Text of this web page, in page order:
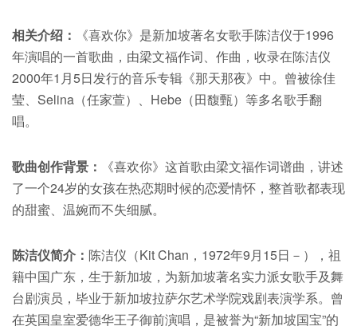
相关介绍：
《喜欢你》是新加坡著名女歌手陈洁仪于1996
年演唱的一首歌曲，由梁文福作词、作曲，收录在陈洁仪
2000年1月5日发行的音乐专辑《那天那夜》中。曾被徐佳
莹、Selina（任家萱）、Hebe（田馥甄）等多名歌手翻
唱。
歌曲创作背景：
《喜欢你》这首歌由梁文福作词谱曲，讲述
了一个24岁的女孩在热恋期时候的恋爱情怀，整首歌都表现
的甜蜜、温婉而不失细腻。
陈洁仪简介： 陈洁仪（Kit Chan，1972年9月15日－），祖
籍中国广东，生于新加坡，为新加坡著名实力派女歌手及舞
台剧演员，毕业于新加坡拉萨尔艺术学院戏剧表演学系。曾
在英国皇室爱德华王子御前演唱，是被誉为“新加坡国宝”的